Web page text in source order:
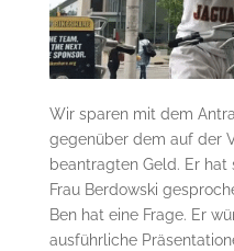
Wir sparen mit dem
gegenüber dem auf der
beantragten Geld. Er hat
Frau Berdowski
Ben hat eine Frage. Er
ausführliche